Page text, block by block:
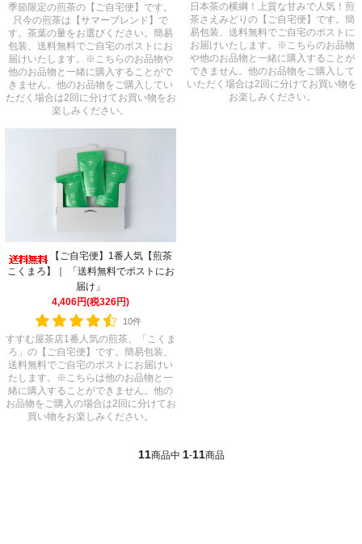
季節限定の煎茶の【ご自宅便】です。
只今の煎茶は【サマーブレンド】で
す。茶葉の量をお選びください。簡易
包装、送料無料でご自宅のポストにお
届けいたします。※こちらのお品物や
他のお品物と一緒に購入することがで
きません。他のお品物をご購入してい
ただく場合は2回に分けてお買い物をお
楽しみください。
日本茶の横綱！上質な甘みで人気！煎
茶さえみどりの【ご自宅便】です。簡
易包装、送料無料でご自宅のポストに
お届けいたします。※こちらのお品物
や他のお品物と一緒に購入することが
できません。他のお品物をご購入して
いただく場合は2回に分けてお買い物を
お楽しみください。
【ご自宅便】1番人気【煎茶
こくまろ】｜ 「送料無料でポストにお
届け」
4,406円(税326円)
10件
すすむ屋茶店1番人気の煎茶、「こくま
ろ」の【ご自宅便】です。簡易包装、
送料無料でご自宅のポストにお届けい
たします。※こちらは他のお品物と一
緒に購入することができません。他の
お品物をご購入の場合は2回に分けてお
買い物をお楽しみください。
11商品中 1-11商品